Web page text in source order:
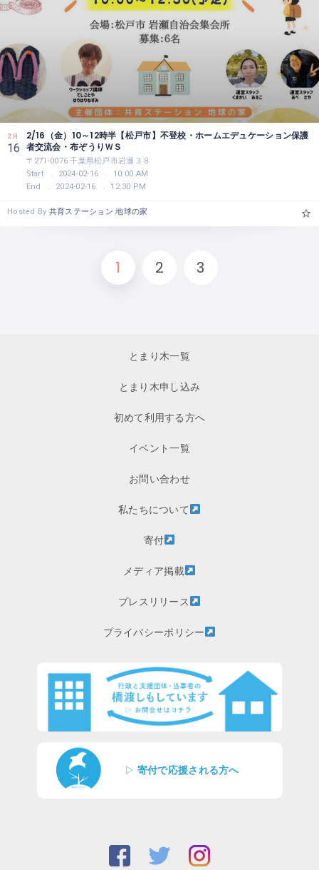
2月
16
2/16（金）10～12時半【松戸市】不登校・ホームエデュケーション保護
者交流会・布ぞうりＷＳ
〒271-0076 千葉県松戸市岩瀬３８
Start
2024-02-16
10:00 AM
End
2024-02-16 12:30 PM
Hosted By 共育ステーション 地球の家
1 2 3
とまり木一覧
とまり木申し込み
初めて利用する方へ
イベント一覧
お問い合わせ
私たちについて
寄付
メディア掲載
プレスリリース
プライバシーポリシー
▷ 寄付で応援される方へ